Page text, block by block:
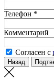
Телефон *
Комментарий
Согласен с
Назад